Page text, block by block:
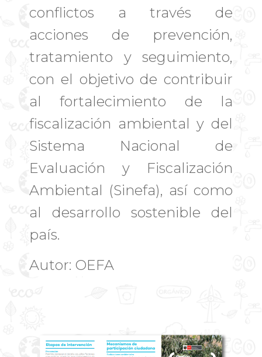
conflictos a través de
acciones de prevención,
tratamiento y seguimiento,
con el objetivo de contribuir
al fortalecimiento de la
fiscalización ambiental y del
Sistema Nacional de
Evaluación y Fiscalización
Ambiental (Sinefa), así como
al desarrollo sostenible del
país.
Autor: OEFA